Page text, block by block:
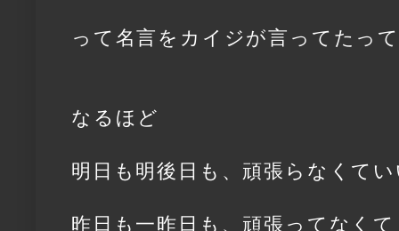
って名言をカイジが言ってたっ
なるほど
明日も明後日も、頑張らなくて
昨日も一昨日も、頑張ってなく